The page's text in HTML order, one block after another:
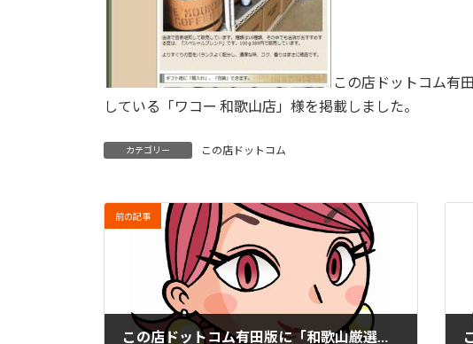
この店ドットコム有
している「ワコー 和歌山店」様を掲載しました。
カテゴリー この店ドットコム
前の記事